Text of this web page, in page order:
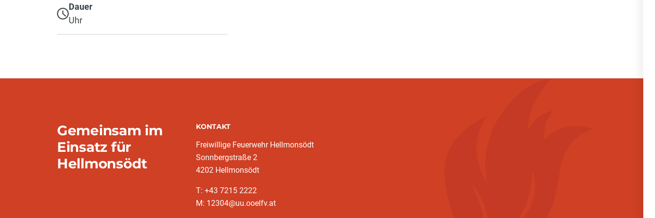
Dauer
Uhr
Gemeinsam im
Einsatz für
Hellmonsödt
KONTAKT
Freiwillige Feuerwehr Hellmonsödt
Sonnbergstraße 2
4202 Hellmonsödt
T: +43 7215 2222
M: 12304@uu.ooelfv.at